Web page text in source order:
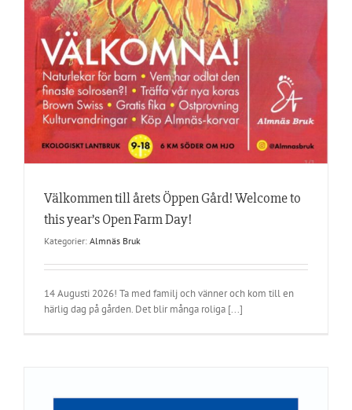
Välkommen till årets Öppen Gård! Welcome to
this year’s Open Farm Day!
Kategorier: Almnäs Bruk
14 Augusti 2026! Ta med familj och vänner och kom till en
härlig dag på gården. Det blir många roliga [...]